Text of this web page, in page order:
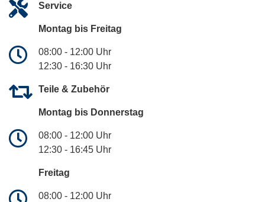
Service
Montag bis Freitag
08:00 - 12:00 Uhr
12:30 - 16:30 Uhr
Teile & Zubehör
Montag bis Donnerstag
08:00 - 12:00 Uhr
12:30 - 16:45 Uhr
Freitag
08:00 - 12:00 Uhr